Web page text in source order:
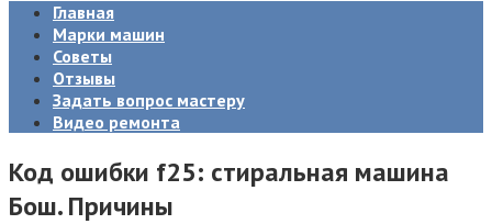
Главная
Марки машин
Советы
Отзывы
Задать вопрос мастеру
Видео ремонта
Код ошибки f25: стиральная машина
Бош. Причины